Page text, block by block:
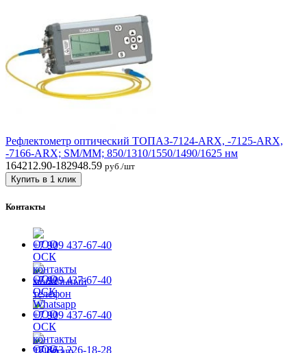
Рефлектометр оптический ТОПАЗ-7124-ARX, -7125-ARX,
-7166-ARX; SM/MM; 850/1310/1550/1490/1625 нм
164212.90-182948.59 руб./шт
Купить в 1 клик
Контакты
+7 909 437-67-40
+7 909 437-67-40
+7 909 437-67-40
+7 863 226-18-28